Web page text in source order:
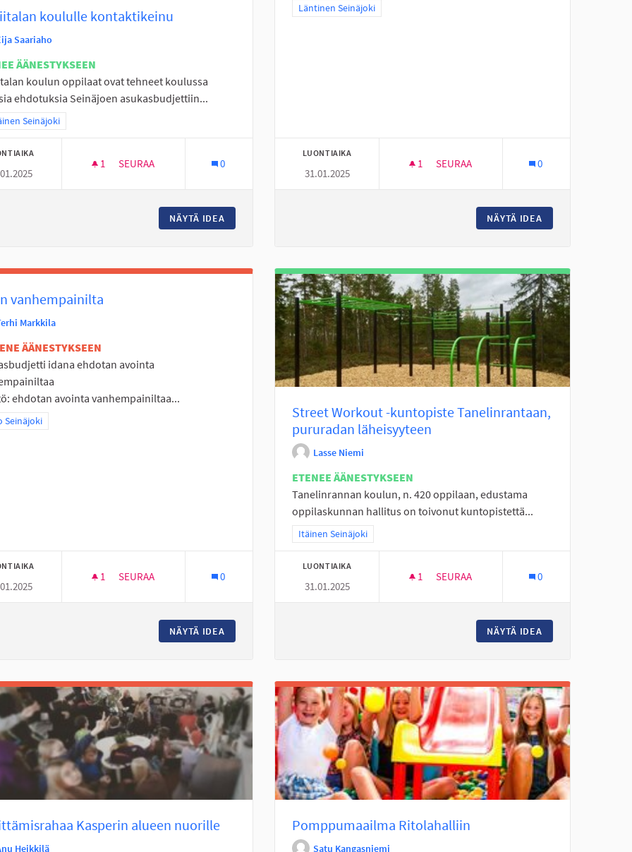
koululle kontaktikeinu
Saariaho
ÄÄNESTYKSEEN
koulun oppilaat ovat tehneet koulussa
ehdotuksia Seinäjoen asukasbudjettiin...
tulokset teeman mukaan: Eteläinen Seinäjoki
Seinäjoki
1 1 SEURAAJA
SEURAA
ALAVIITALAN KOULULLE KONTAKTIKEINU
0
NÄYTÄ IDEA
Rajaa tulokset teeman mukaan: Läntinen Seinäjoki
Läntinen Seinäjoki
LUONTIAIKA
31.01.2025
1 1 SEURAAJA
SEURAA 0
NÄYTÄ IDEA
vanhempainilta
Markkila
ÄÄNESTYKSEEN
idana ehdotan avointa
ehdotan avointa vanhempainiltaa...
tulokset teeman mukaan: Koko Seinäjoki
Seinäjoki
1 1 SEURAAJA
SEURAA 0
NÄYTÄ IDEA
Street Workout -kuntopiste Tanelinrantaan,
pururadan läheisyyteen
Lasse Niemi
ETENEE ÄÄNESTYKSEEN
Tanelinrannan koulun, n. 420 oppilaan, edustama
oppilaskunnan hallitus on toivonut kuntopistettä...
Rajaa tulokset teeman mukaan: Itäinen Seinäjoki
Itäinen Seinäjoki
LUONTIAIKA
31.01.2025
1 1 SEURAAJA
SEURAA 0
NÄYTÄ IDEA
Kasperin alueen nuorille
Heikkilä
Pomppumaailma Ritolahalliin
Satu Kangasniemi